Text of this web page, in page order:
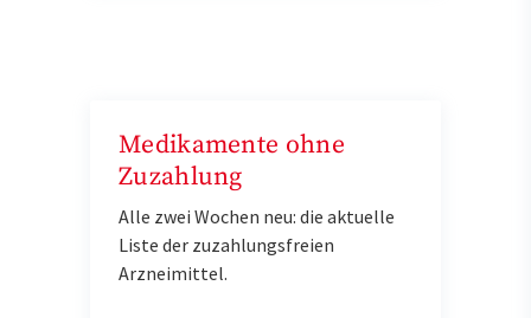
Medikamente ohne
Zuzahlung
Alle zwei Wochen neu: die aktuelle
Liste der zuzahlungsfreien
Arzneimittel.